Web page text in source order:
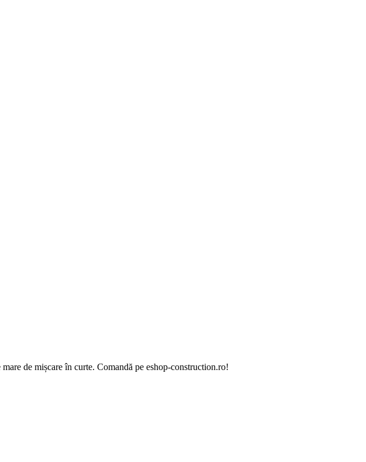
de mișcare în curte. Comandă pe eshop-construction.ro!